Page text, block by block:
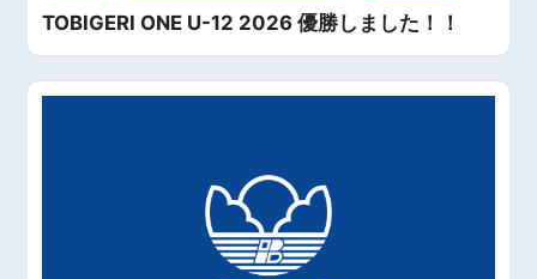
TOBIGERI ONE U-12 2026 優勝しました！！